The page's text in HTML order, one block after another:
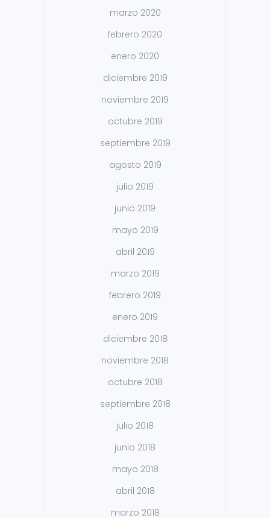
marzo 2020
febrero 2020
enero 2020
diciembre 2019
noviembre 2019
octubre 2019
septiembre 2019
agosto 2019
julio 2019
junio 2019
mayo 2019
abril 2019
marzo 2019
febrero 2019
enero 2019
diciembre 2018
noviembre 2018
octubre 2018
septiembre 2018
julio 2018
junio 2018
mayo 2018
abril 2018
marzo 2018